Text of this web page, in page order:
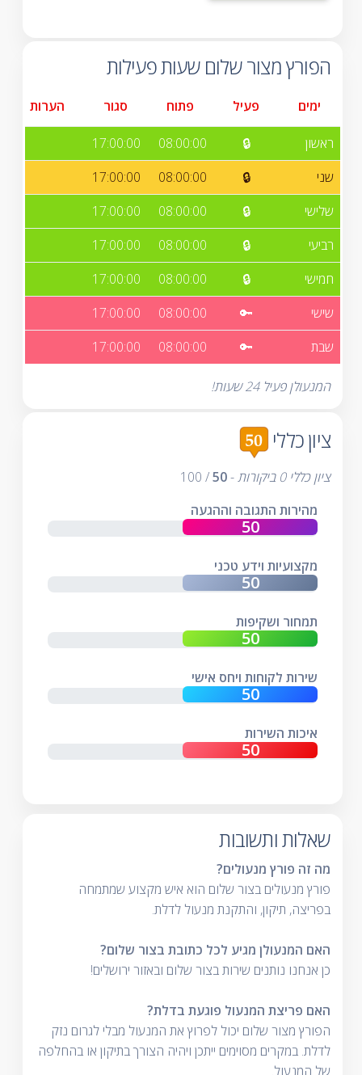
הפורץ מצור שלום שעות פעילות
ימים פעיל פתוח סגור הערות
ראשון 🔒
08:00:00
17:00:00
שני
🔒
08:00:00
17:00:00
שלישי
🔒
08:00:00
17:00:00
רביעי
🔒
08:00:00
17:00:00
חמישי
🔒
08:00:00
17:00:00
שישי
🔑
08:00:00
17:00:00
שבת
🔑
08:00:00
17:00:00
המנעולן פעיל 24 שעות!
ציון כללי
ציון כללי0 ביקורות-
50
/
100
מהירות התגובה וההגעה
מקצועיות וידע טכני
תמחור ושקיפות
שירות לקוחות ויחס אישי
איכות השירות
שאלות ותשובות
מה זה פורץ מנעולים?
פורץ מנעולים בצור שלום הוא איש מקצוע שמתמחה
בפריצה, תיקון, והתקנת מנעול לדלת.
האם המנעולן מגיע לכל כתובת בצור שלום?
כן אנחנו נותנים שירות בצור שלום ובאזור ירושלים!
האם פריצת המנעול פוגעת בדלת?
הפורץ מצור שלום יכול לפרוץ את המנעול מבלי לגרום נזק
לדלת. במקרים מסוימים ייתכן ויהיה הצורך בתיקון או בהחלפה
של המנעול.